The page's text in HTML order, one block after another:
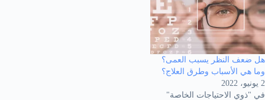
هل ضعف النظر يسبب العمى؟
وما هي الأسباب وطرق العلاج؟
2 يونيو، 2022
في "ذوي الاحتياجات الخاصة"